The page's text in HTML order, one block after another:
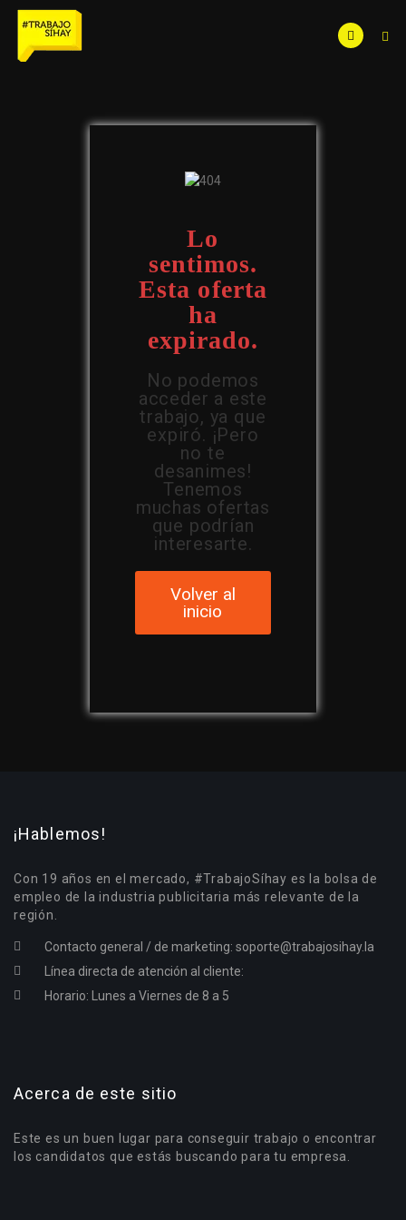
Lo
sentimos.
Esta oferta
ha
expirado.
No podemos
acceder a este
trabajo, ya que
expiró. ¡Pero
no te
desanimes!
Tenemos
muchas ofertas
que podrían
interesarte.
Volver al
inicio
¡Hablemos!
Con 19 años en el mercado, #TrabajoSíhay es la bolsa de
empleo de la industria publicitaria más relevante de la
región.
Contacto general / de marketing: soporte@trabajosihay.la
Línea directa de atención al cliente:
Horario: Lunes a Viernes de 8 a 5
Acerca de este sitio
Este es un buen lugar para conseguir trabajo o encontrar
los candidatos que estás buscando para tu empresa.